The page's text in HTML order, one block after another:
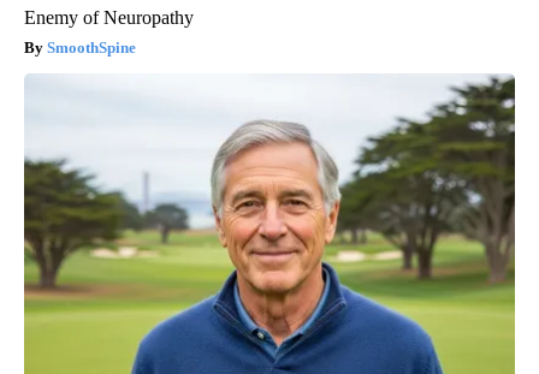
Enemy of Neuropathy
SmoothSpine